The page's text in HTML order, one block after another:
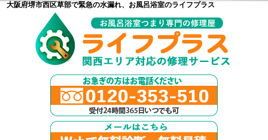
大阪府堺市西区草部で緊急の水漏れ、お風呂浴室のライフプラス